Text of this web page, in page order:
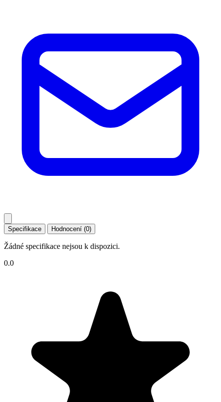
Specifikace Hodnocení (0)
Žádné specifikace nejsou k dispozici.
0.0